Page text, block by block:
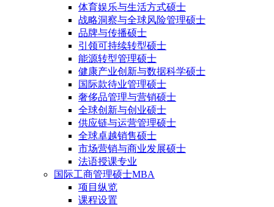
体育娱乐与生活方式硕士
战略洞察与全球风险管理硕士
品牌与传播硕士
引领可持续转型硕士
能源转型管理硕士
健康产业创新与数据科学硕士
国际款待业管理硕士
奢侈品管理与营销硕士
全球创新与创业硕士
供应链与运营管理硕士
全球卓越销售硕士
市场营销与商业发展硕士
法语授课专业
国际工商管理硕士MBA
项目纵览
课程设置